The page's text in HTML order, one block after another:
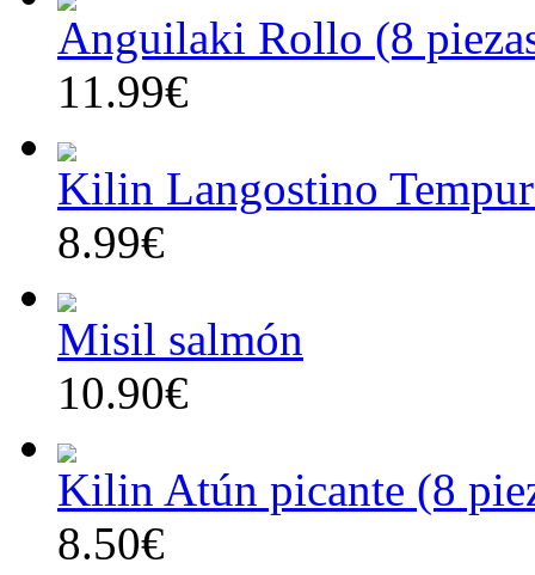
Anguilaki Rollo (8
11.99€
Kilin Langostino
8.99€
Misil salmón
10.90€
Kilin Atún picante (8
8.50€